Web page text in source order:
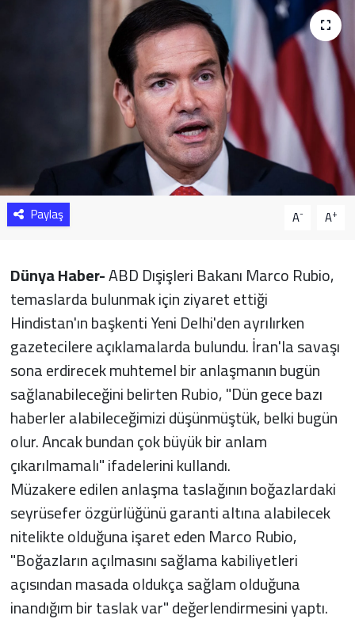
Paylaş A- A+
Dünya Haber-ABD Dışişleri Bakanı Marco Rubio,
temaslarda bulunmak için ziyaret ettiği
Hindistan'ın başkenti Yeni Delhi'den ayrılırken
gazetecilere açıklamalarda bulundu. İran'la savaşı
sona erdirecek muhtemel bir anlaşmanın bugün
sağlanabileceğini belirten Rubio, "Dün gece bazı
haberler alabileceğimizi düşünmüştük, belki bugün
olur. Ancak bundan çok büyük bir anlam
çıkarılmamalı" ifadelerini kullandı.
Müzakere edilen anlaşma taslağının boğazlardaki
seyrüsefer özgürlüğünü garanti altına alabilecek
nitelikte olduğuna işaret eden Marco Rubio,
"Boğazların açılmasını sağlama kabiliyetleri
açısından masada oldukça sağlam olduğuna
inandığım bir taslak var" değerlendirmesini yaptı.
Resmi Reklam